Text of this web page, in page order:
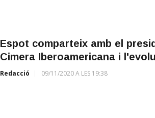
Espot comparteix amb el
Cimera Iberoamericana i
Redacció 09/11/2020 A LES 19:38